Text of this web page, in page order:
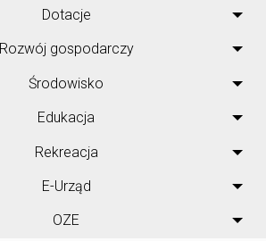
Dotacje
Rozwój gospodarczy
Środowisko
Edukacja
Rekreacja
E-Urząd
OZE